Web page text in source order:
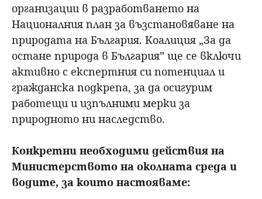
организации в разработването на
Националния план за възстановяване на
природата на България. Коалиция „За да
остане природа в България” ще се включи
активно с експертния си потенциал и
гражданска подкрепа, за да осигурим
работещи и изпълними мерки за
природното ни наследство.
Конкретни необходими действия на
Министерството на околната среда и
водите, за които настояваме: